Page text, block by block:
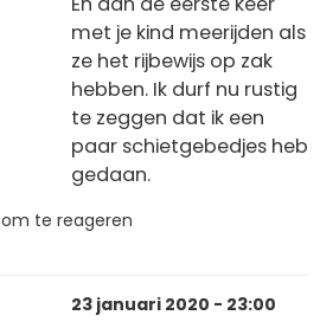
met je kind meerijden als
ze het rijbewijs op zak
hebben. Ik durf nu rustig
te zeggen dat ik een
paar schietgebedjes heb
gedaan.
om te reageren
23 januari 2020 - 23:00